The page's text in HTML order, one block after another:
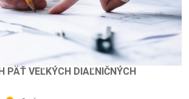
PÄŤ VEĽKÝCH DIAĽNIČNÝCH